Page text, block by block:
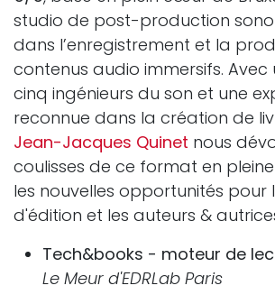
studio de post-production
dans l’enregistrement et la
contenus audio immersifs. Avec
cinq ingénieurs du son et une
reconnue dans la création de
Jean-Jacques Quinet nous
coulisses de ce format en
les nouvelles opportunités pour
d'édition et les auteurs &
Tech&books - moteur de
Le Meur d'EDRLab Paris